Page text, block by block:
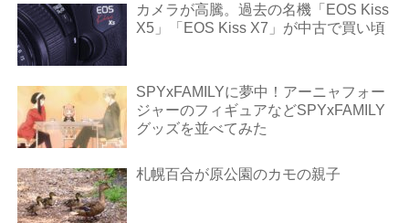
カメラが高騰。過去の名機「EOS Kiss
X5」「EOS Kiss X7」が中古で買い頃
SPYxFAMILYに夢中！アーニャフォー
ジャーのフィギュアなどSPYxFAMILY
グッズを並べてみた
札幌百合が原公園のカモの親子